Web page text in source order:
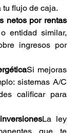
tu flujo de caja.
netos por rentas
entidad similar,
ingresos por
Si mejoras
sistemas A/C
calificar para
La ley